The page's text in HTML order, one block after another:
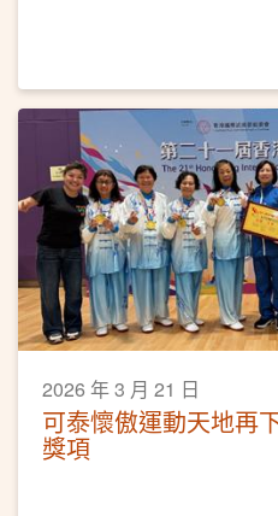
2026 年 3 月 21 日
可泰懷傲運動天地再
獎項